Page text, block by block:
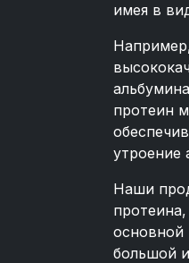
имея в
протеин
утроение
Наши
основной
большой